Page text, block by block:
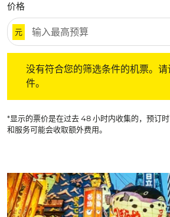
价格
元
没有符合您的筛选条件的机票。
件。
*显示的票价是在过去 48 小时内收集的，预订
和服务可能会收取额外费用。